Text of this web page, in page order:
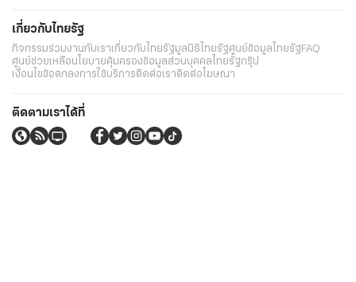
เกี่ยวกับไทยรัฐ
กิจกรรมร่วมงานกับเราเกี่ยวกับไทยรัฐมูลนิธิไทยรัฐศูนย์ข้อมูลไทยรัฐFAQ
ศูนย์ช่วยเหลือนโยบายคุ้มครองข้อมูลส่วนบุคคลไทยรัฐกรุ๊ป
เงื่อนไขข้อตกลงการใช้บริการติดต่อเราติดต่อโฆษณา
ติดตามเราได้ที่